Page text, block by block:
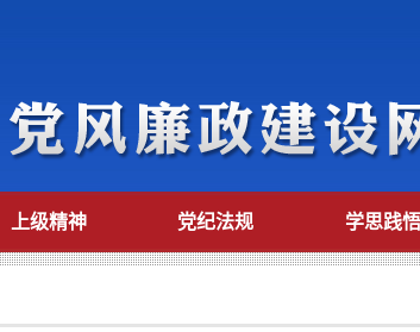
上级精神 党纪法规 学思践悟